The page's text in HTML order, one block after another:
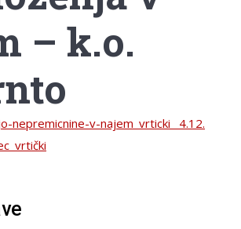
– k.o.
nepremicnine-v-najem_vrticki _4.12.